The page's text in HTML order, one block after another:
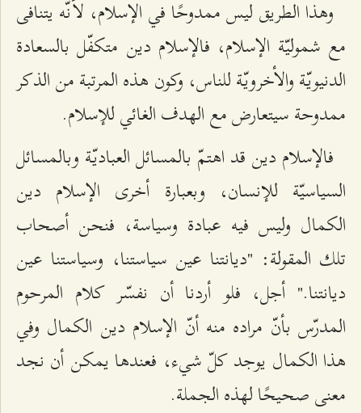
وهذا الطريق ليس ممدوحًا في الإسلام، لأنّه يتنافى
مع شموليّة الإسلام، فالإسلام دين متكفّل بالسعادة
الدنيويّة والأخرويّة للناس، وكون هذه المرتبة من الذكر
ممدوحة سيتعارض مع الهدف الغائي للإسلام.
فالإسلام دين قد اهتمّ بالمسائل العباديّة وبالمسائل
السیاسيّة للإنسان، وبعبارة أخرى الإسلام دين
الكمال وليس فيه عبادة وسياسة، فنحن أصحاب
تلك المقولة: "ديانتنا عين سياستنا، وسياستنا عين
ديانتنا." أجل، فلو أردنا أن نفسّر كلام المرحوم
المدرّس بأنّ مراده منه أنّ الإسلام دين الكمال وفي
هذا الكمال يوجد كلّ شيء، فعندها يمكن أن نجد
معنى صحيحًا لهذه الجملة.